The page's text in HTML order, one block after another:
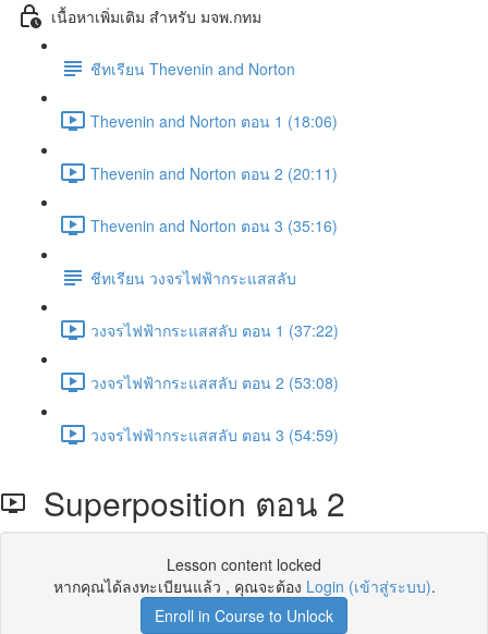
เนื้อหาเพิ่มเติม สำหรับ มจพ.กทม
ชีทเรียน Thevenin and Norton
Thevenin and Norton ตอน 1 (18:06)
Thevenin and Norton ตอน 2 (20:11)
Thevenin and Norton ตอน 3 (35:16)
ชีทเรียน วงจรไฟฟ้ากระแสสลับ
วงจรไฟฟ้ากระแสสลับ ตอน 1 (37:22)
วงจรไฟฟ้ากระแสสลับ ตอน 2 (53:08)
วงจรไฟฟ้ากระแสสลับ ตอน 3 (54:59)
Superposition ตอน 2
Lesson content locked
หากคุณได้ลงทะเบียนแล้ว , คุณจะต้อง Login (เข้าสู่ระบบ).
Enroll in Course to Unlock